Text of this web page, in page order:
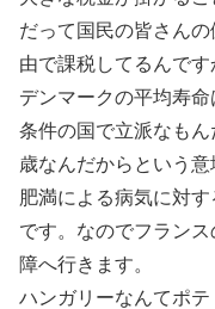
だって国民の皆さん
由で課税してるんです
デンマークの平均寿
条件の国で立派なも
歳なんだからという意
肥満による病気に対
です。なのでフラン
障へ行きます。
ハンガリーなんてポ